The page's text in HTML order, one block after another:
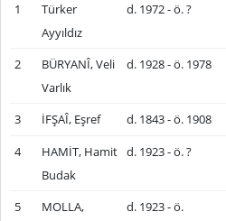
1
Türker
Ayyıldız
d. 1972 - ö. ?
2
BÜRYANÎ, Veli
Varlık
d. 1928 - ö. 1978
3 İFŞAÎ, Eşref d. 1843 - ö. 1908
4
HAMİT, Hamit
Budak
d. 1923 - ö. ?
5
MOLLA,
d. 1923 - ö.